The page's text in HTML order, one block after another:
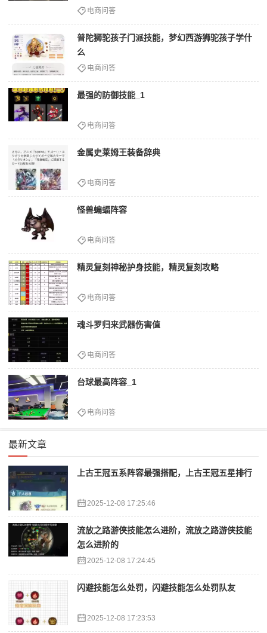
电商问答
普陀狮驼孩子门派技能，梦幻西游狮驼孩子学什
么
电商问答
最强的防御技能_1
电商问答
金属史莱姆王装备辞典
电商问答
怪兽蝙蝠阵容
电商问答
精灵复刻神秘护身技能，精灵复刻攻略
电商问答
魂斗罗归来武器伤害值
电商问答
台球最高阵容_1
电商问答
最新文章
上古王冠五系阵容最强搭配，上古王冠五星排行
2025-12-08 17:25:46
流放之路游侠技能怎么进阶，流放之路游侠技能
怎么进阶的
2025-12-08 17:24:45
闪避技能怎么处罚，闪避技能怎么处罚队友
2025-12-08 17:23:53